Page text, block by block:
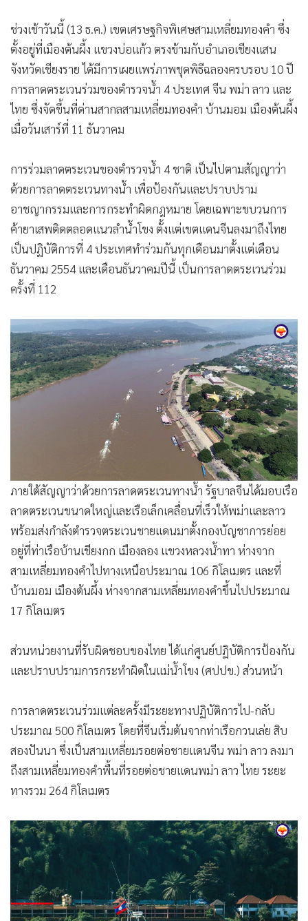
• จีน
• ชุมชน-คุณภาพชีวิต
• อาชญากรรม
• Motoring
• เกม
• วิทยาศาสตร์
• หุ้น
• อินโดจีน
• กองทุนรวม
Celeb Online
•
Factcheck
ญี่ปุ่น
• Gotomanager
การร่วมลาดตระเวนของตำรวจน้ำ 4 ชาติ เป็นไปตามสัญญาว่า
ด้วยการลาดตระเวนทางน้ำ เพื่อป้องกันและปราบปราม
อาชญากรรมและการกระทำผิดกฎหมาย โดยเฉพาะขบวนการ
ค้ายาเสพติดตลอดแนวลำน้ำโขง ตั้งแต่เขตแดนจีนลงมาถึงไทย
เป็นปฏิบัติการที่ 4 ประเทศทำร่วมกันทุกเดือนมาตั้งแต่เดือน
ธันวาคม 2554 และเดือนธันวาคมปีนี้ เป็นการลาดตระเวนร่วม
ภาพมุมสูง การร่วมสวนสนามของเรือตำรวจน้ำ 4 ประเทศ จีน
พม่า ลาว ไทย กลางแม่น้ำโขง
ภายใต้สัญญาว่าด้วยการลาดตระเวนทางน้ำ รัฐบาลจีนได้มอบเรือ
ลาดตระเวนขนาดใหญ่และเรือเล็กเคลื่อนที่เร็วให้พม่าและลาว
อยู่ที่ท่าเรือบ้านเชียงกก เมืองลอง แขวงหลวงน้ำทา ห่างจาก
สามเหลี่ยมทองคำไปทางเหนือประมาณ 106 กิโลเมตร และที่
บ้านมอม เมืองต้นผึ้ง ห่างจากสามเหลี่ยมทองคำขึ้นไปประมาณ
17 กิโลเมตร
ส่วนหน่วยงานที่รับผิดชอบของไทย ได้แก่ศูนย์ปฏิบัติการป้องกัน
และปราบปรามการกระทำผิดในแม่น้ำโขง (ศปปข.) ส่วนหน้า
การลาดตระเวนร่วมแต่ละครั้งมีระยะทางปฏิบัติการไป-กลับ
ประมาณ 500 กิโลเมตร โดยที่จีนเริ่มต้นจากท่าเรือกวนเล่ย สิบ
สองปันนา ซึ่งเป็นสามเหลี่ยมรอยต่อชายแดนจีน พม่า ลาว ลงมา
ถึงสามเหลี่ยมทองคำพื้นที่รอยต่อชายแดนพม่า ลาว ไทย ระยะ
ทางรวม 264 กิโลเมตร
จากท่าเรือกวนเล่ย มาถึงสามเหลี่ยมทองคำ เป็นการลาดตระเวน
ร่วมของเรือตำรวจน้ำจีน พม่า ลาว ส่วนตั้งแต่สามเหลี่ยมทองคำ
จังหวัดเชียงราย เป็นปฏิบัติการของ ศปปข.
เหตุผลที่ตำรวจน้ำ 4 ประเทศต้องมีความความร่วมมือกัน
เนื่องจากเกิดกรณีปล้นเรือสินค้าจีน 2 ลำ โดยแก๊งค้ายาเสพติด
รายใหญ่ในรัฐชานที่มี “หน่อคำ” ชาวไทใหญ่เป็นหัวหน้า เมื่อวัน
ราย ต่อมา ตำรวจจีนโดยความร่วมมือของตำรวจพม่าและลาว
สามารถจับกุมตัวหน่อคำได้ และถูกส่งตัวไปดำเนินคดีในจีน จน
หน่อคำถูกตัดสินประหารชีวิตที่นครคุนหมิง มณฑลยูนนาน เมื่อ
ปี 2556.